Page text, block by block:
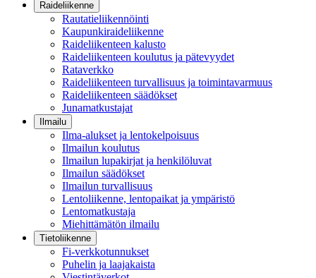
Raideliikenne
Rautatieliikennöinti
Kaupunkiraideliikenne
Raideliikenteen kalusto
Raideliikenteen koulutus ja pätevyydet
Rataverkko
Raideliikenteen turvallisuus ja toimintavarmuus
Raideliikenteen säädökset
Junamatkustajat
Ilmailu
Ilma-alukset ja lentokelpoisuus
Ilmailun koulutus
Ilmailun lupakirjat ja henkilöluvat
Ilmailun säädökset
Ilmailun turvallisuus
Lentoliikenne, lentopaikat ja ympäristö
Lentomatkustaja
Miehittämätön ilmailu
Tietoliikenne
Fi-verkkotunnukset
Puhelin ja laajakaista